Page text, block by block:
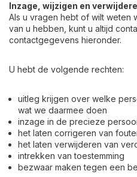
Inzage, wijzigen en
Als u vragen hebt of wilt weten
van u hebben, kunt u altijd
contactgegevens hieronder.
U hebt de volgende rechten:
uitleg krijgen over welke
wat we daarmee doen
inzage in de precieze
het laten corrigeren van
het laten verwijderen van
intrekken van toestemming
bezwaar maken tegen een